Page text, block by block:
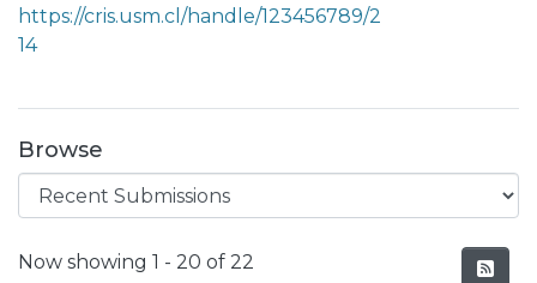
https://cris.usm.cl/handle/123456789/2
14
Browse
Recent Submissions
Now showing 1 - 20 of 22